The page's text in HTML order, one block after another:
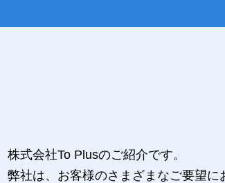
株式会社To Plusのご紹介です。
弊社は、お客様のさまざまなご要望